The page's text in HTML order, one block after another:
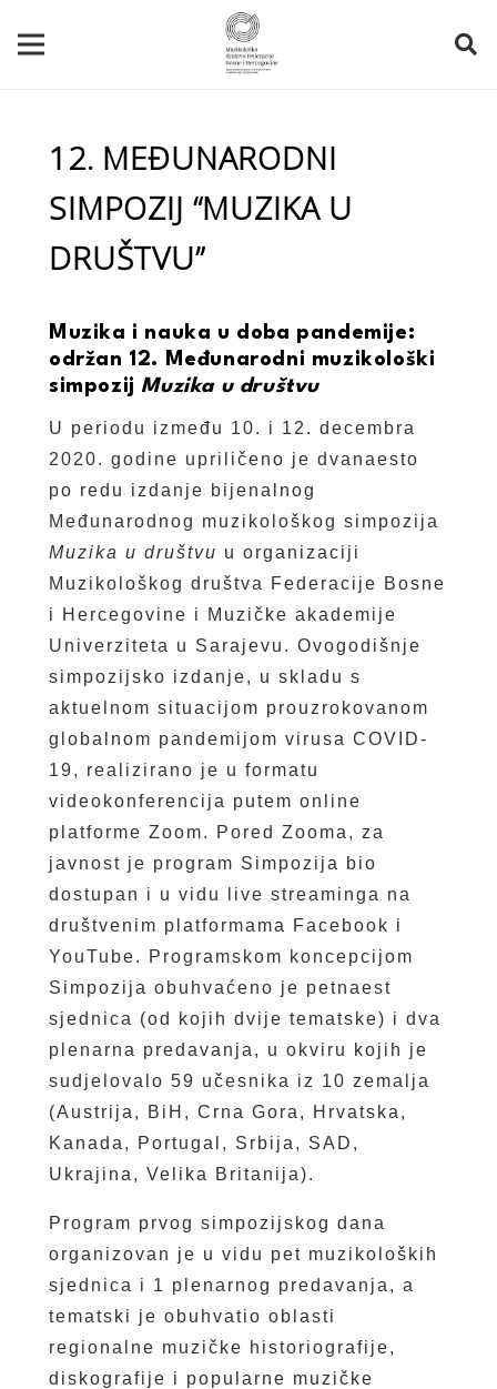
12. MEĐUNARODNI
SIMPOZIJ “MUZIKA U
DRUŠTVU”
Muzika i nauka u doba pandemije:
održan 12. Međunarodni muzikološki
simpozij Muzika u društvu
U periodu između 10. i 12. decembra
2020. godine upriličeno je dvanaesto
po redu izdanje bijenalnog
Međunarodnog muzikološkog simpozija
Muzika u društvu u organizaciji
Muzikološkog društva Federacije Bosne
i Hercegovine i Muzičke akademije
Univerziteta u Sarajevu. Ovogodišnje
simpozijsko izdanje, u skladu s
aktuelnom situacijom prouzrokovanom
globalnom pandemijom virusa COVID-
19, realizirano je u formatu
videokonferencija putem online
platforme Zoom. Pored Zooma, za
javnost je program Simpozija bio
dostupan i u vidu live streaminga na
društvenim platformama Facebook i
YouTube. Programskom koncepcijom
Simpozija obuhvaćeno je petnaest
sjednica (od kojih dvije tematske) i dva
plenarna predavanja, u okviru kojih je
sudjelovalo 59 učesnika iz 10 zemalja
(Austrija, BiH, Crna Gora, Hrvatska,
Kanada, Portugal, Srbija, SAD,
Ukrajina, Velika Britanija).
Program prvog simpozijskog dana
organizovan je u vidu pet muzikoloških
sjednica i 1 plenarnog predavanja, a
tematski je obuhvatio oblasti
regionalne muzičke historiografije,
diskografije i popularne muzičke